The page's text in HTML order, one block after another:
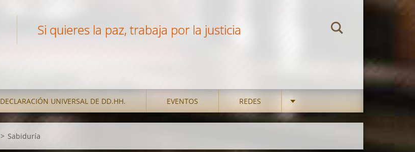
Si quieres la paz, trabaja por la justicia
DECLARACIÓN UNIVERSAL DE DD.HH. EVENTOS REDES
> Sabiduría